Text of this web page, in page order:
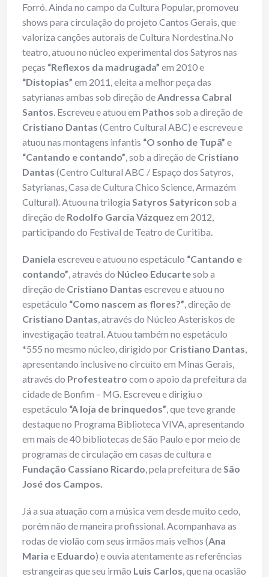
Forró. Ainda no campo da Cultura Popular, promoveu
shows para circulação do projeto Cantos Gerais, que
valoriza canções autorais de Cultura Nordestina.No
teatro, atuou no núcleo experimental dos Satyros nas
peças “Reflexos da madrugada” em 2010 e
“Distopias” em 2011, eleita a melhor peça das
satyrianas ambas sob direção deAndressa Cabral
Santos. Escreveu e atuou em Pathos sob a direção de
Cristiano Dantas (Centro Cultural ABC) e escreveu e
atuou nas montagens infantis “O sonho de Tupã” e
“Cantando e contando”, sob a direção de Cristiano
Dantas (Centro Cultural ABC / Espaço dos Satyros,
Satyrianas, Casa de Cultura Chico Science, Armazém
Cultural). Atuou na trilogia Satyros Satyricon sob a
direção de Rodolfo Garcia Vázquez em 2012,
participando do Festival de Teatro de Curitiba.
Daniela escreveu e atuou no espetáculo “Cantando e
contando”, através do Núcleo Educartesob a
direção de Cristiano Dantas escreveu e atuou no
espetáculo “Como nascem as flores?”, direção de
Cristiano Dantas, através do Núcleo Asteriskos de
investigação teatral. Atuou também no espetáculo
*555 no mesmo núcleo, dirigido por Cristiano Dantas,
apresentando inclusive no circuito em Minas Gerais,
através do Profesteatro com o apoio da prefeitura da
cidade de Bonfim – MG. Escreveu e dirigiu o
espetáculo “A loja de brinquedos”, que teve grande
destaque no Programa Biblioteca VIVA, apresentando
em mais de 40 bibliotecas de São Paulo e por meio de
programas de circulação em casas de cultura e
Fundação Cassiano Ricardo, pela prefeitura deSão
José dos Campos.
Já a sua atuação com a música vem desde muito cedo,
porém não de maneira profissional. Acompanhava as
rodas de violão com seus irmãos mais velhos (Ana
Maria e Eduardo) e ouvia atentamente as referências
estrangeiras que seu irmão Luis Carlos, que na ocasião